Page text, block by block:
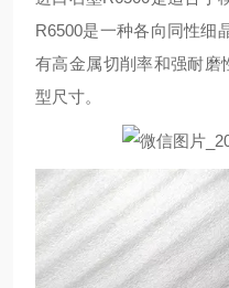
R6500是一种各向同性细
有高金属切削率和强耐磨
型尺寸。